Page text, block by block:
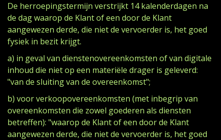
De herroepingstermijn verstrijkt 14 kalenderdagen na
de dag waarop de Klant of een door de Klant
aangewezen derde, die niet de vervoerder is, het goed
fysiek in bezit krijgt.
a) in geval van dienstenovereenkomsten of van digitale
inhoud die niet op een materiële drager is geleverd:
"van de sluiting van de overeenkomst";
b) voor verkoopovereenkomsten (met inbegrip van
overeenkomsten die zowel goederen als diensten
betreffen): "waarop de Klant of een door de Klant
aangewezen derde, die niet de vervoerder is, het goed